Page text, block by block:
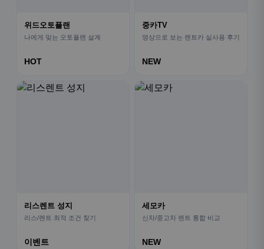
위드오토플랜
나에게 맞는 오토플랜 설계
HOT
중카TV
영상으로 보는 렌트카 실사용 후기
NEW
리스렌트 성지
리스/렌트 최적 조건 찾기
이벤트
세모카
신차/중고차 렌트 통합 비교
NEW